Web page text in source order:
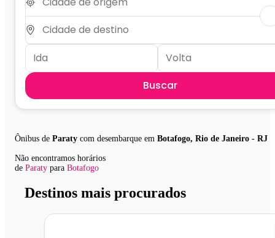
Buscar
Ônibus de Paraty com desembarque em Botafogo, Rio de Janeiro - RJ
Não encontramos horários
de Paraty para Botafogo
Destinos mais procurados